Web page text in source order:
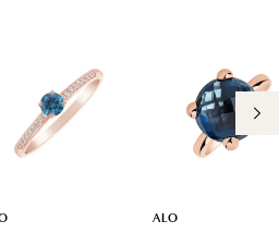
Eurovea, Bratislava
918 777 670
ALO